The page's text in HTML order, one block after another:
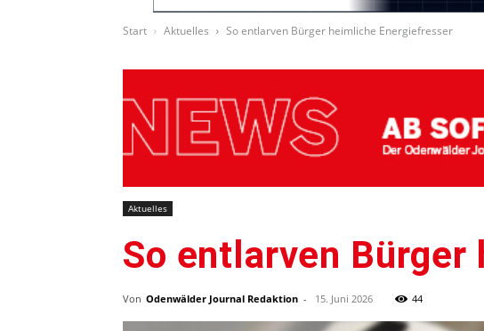
Start Aktuelles So entlarven Bürger heimliche Energiefresser
Aktuelles
So entlarven
Von Odenwälder Journal Redaktion - 15. Juni 2026 44